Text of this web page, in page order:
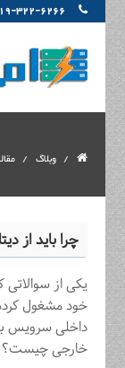
322-6266
وبلاگ
چرا باید از
یکی از سوالاتی
خود مشغول
داخلی سرویس
خارجی چیست؟